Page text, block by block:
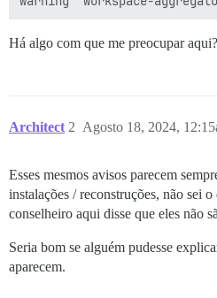
Há algo com que me preocupar aqui?
Architect Agosto 18, 2024,
2
Esses mesmos avisos parecem
instalações / reconstruções, não sei
conselheiro aqui disse que eles não
Seria bom se alguém pudesse
aparecem.